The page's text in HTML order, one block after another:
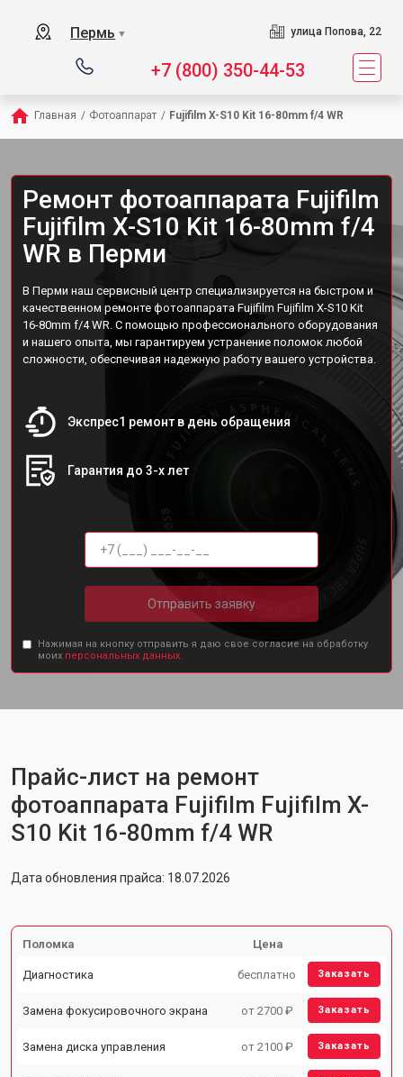
Пермь ▼ улица Попова, 22
+7 (800) 350-44-53
Главная / Фотоаппарат / Fujifilm X-S10 Kit 16-80mm f/4 WR
Ремонт фотоаппарата Fujifilm
Fujifilm X-S10 Kit 16-80mm f/4
WR в Перми
В Перми наш сервисный центр специализируется на быстром и
качественном ремонте фотоаппарата Fujifilm Fujifilm X-S10 Kit
16-80mm f/4 WR. С помощью профессионального оборудования
и нашего опыта, мы гарантируем устранение поломок любой
сложности, обеспечивая надежную работу вашего устройства.
Экспрес1 ремонт в день обращения
Гарантия до 3-х лет
Отправить заявку
Нажимая на кнопку отправить я даю свое согласие на обработку
моих персональных данных.
Прайс-лист на ремонт
фотоаппарата Fujifilm Fujifilm X-
S10 Kit 16-80mm f/4 WR
Дата обновления прайса: 18.07.2026
Поломка Цена
Диагностика бесплатно Заказать
Замена фокусировочного экрана от 2700 ₽ Заказать
Замена диска управления от 2100 ₽ Заказать